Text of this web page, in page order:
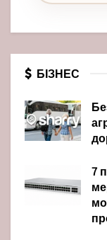
БІЗНЕС
7